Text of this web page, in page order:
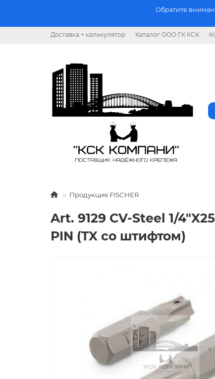
Обратите
Доставка + калькулятор Каталог ООО ГК КСК
Продукция FISCHER
Art. 9129 CV-Steel 1/
PIN (TX со штифтом)